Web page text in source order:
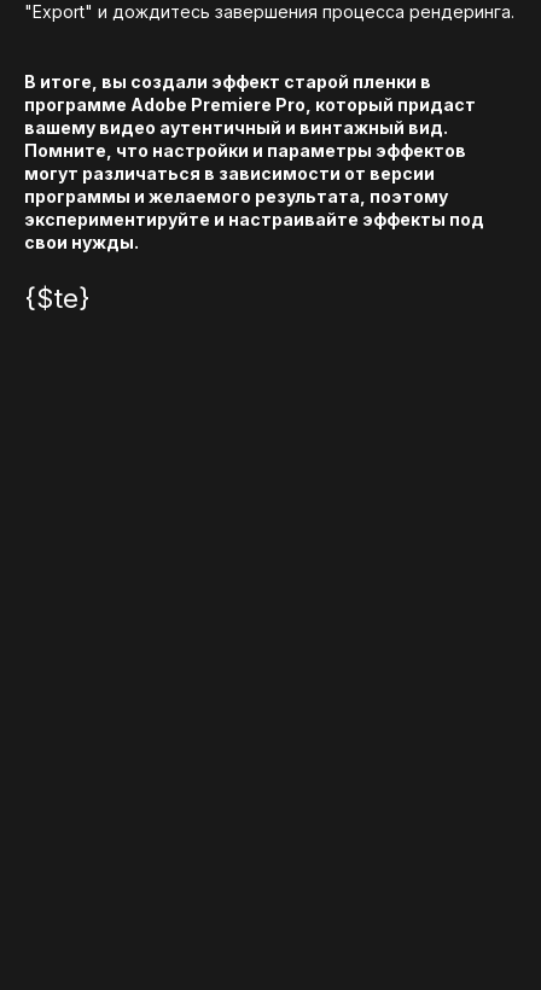
"Export" и дождитесь завершения процесса рендеринга.
В итоге, вы создали эффект старой пленки в
программе Adobe Premiere Pro, который придаст
вашему видео аутентичный и винтажный вид.
Помните, что настройки и параметры эффектов
могут различаться в зависимости от версии
программы и желаемого результата, поэтому
экспериментируйте и настраивайте эффекты под
свои нужды.
{$te}